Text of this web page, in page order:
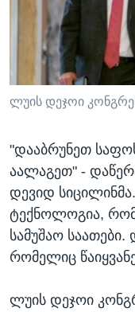
ლუის დეჯოი
"დააბრუნეთ
აალაგეთ" -
დევიდ
ტექნოლოგია,
სამუშაო საათები.
რომელიც
ლუის დეჯოი